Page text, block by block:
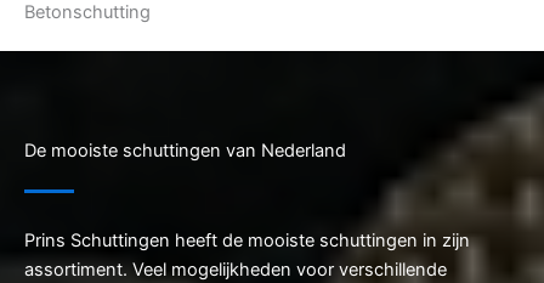
Betonschutting
De mooiste schuttingen van Nederland
Prins Schuttingen heeft de mooiste schuttingen in zijn
assortiment. Veel mogelijkheden voor verschillende